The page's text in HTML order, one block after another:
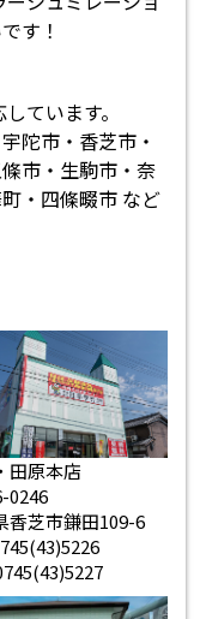
す！
ています。
陀市・香芝市・
市・生駒市・奈
・四條畷市 など
田原本店
0246
香芝市鎌田109-6